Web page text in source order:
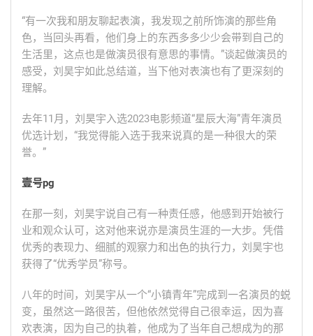
“有一次我和朋友聊起表演，我发现之前所饰演的那些角
色，当回头再看，他们身上的东西多多少少会带到自己的
生活里，这点也是做演员很有意思的事情。”谈起做演员的
感受，刘昊宇如此总结道，当下他对表演也有了更深刻的
理解。
去年11月，刘昊宇入选2023电影频道“星辰大海”青年演员
优选计划，“我觉得能入选于我来说真的是一种很大的荣
誉。”
壹号pg
在那一刻，刘昊宇说自己有一种责任感，他感到开始被行
业和观众认可，这对他来说亦是演员生涯的一大步。凭借
优秀的表现力、细腻的观察力和出色的执行力，刘昊宇也
获得了“优秀学员”称号。
八年的时间，刘昊宇从一个“小镇青年”完成到一名演员的蜕
变，虽然这一路很苦，但他依然觉得自己很幸运，因为喜
欢表演，因为自己的执着，他成为了当年自己想成为的那